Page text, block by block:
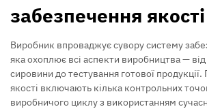
забезпечення якості
Виробник впроваджує сувору систему
яка охоплює всі аспекти виробництва —
сировини до тестування готової
якості включають кілька контрольних
виробничого циклу з використанням